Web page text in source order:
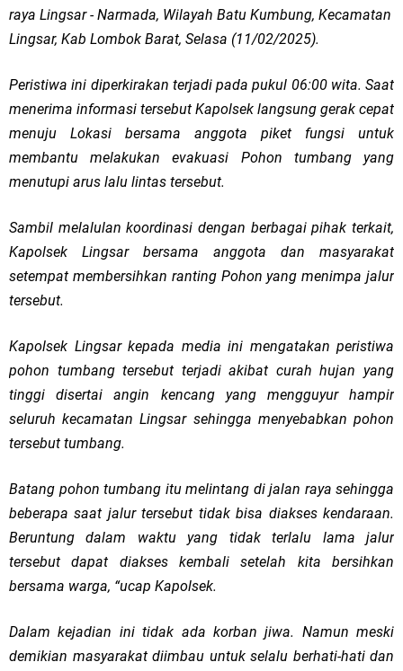
raya Lingsar - Narmada, Wilayah Batu Kumbung, Kecamatan
Lingsar, Kab Lombok Barat, Selasa (11/02/2025).
Peristiwa ini diperkirakan terjadi pada pukul 06:00 wita. Saat
menerima informasi tersebut Kapolsek langsung gerak cepat
menuju Lokasi bersama anggota piket fungsi untuk
membantu melakukan evakuasi Pohon tumbang yang
menutupi arus lalu lintas tersebut.
Sambil melalulan koordinasi dengan berbagai pihak terkait,
Kapolsek Lingsar bersama anggota dan masyarakat
setempat membersihkan ranting Pohon yang menimpa jalur
tersebut.
Kapolsek Lingsar kepada media ini mengatakan peristiwa
pohon tumbang tersebut terjadi akibat curah hujan yang
tinggi disertai angin kencang yang mengguyur hampir
seluruh kecamatan Lingsar sehingga menyebabkan pohon
tersebut tumbang.
Batang pohon tumbang itu melintang di jalan raya sehingga
beberapa saat jalur tersebut tidak bisa diakses kendaraan.
Beruntung dalam waktu yang tidak terlalu lama jalur
tersebut dapat diakses kembali setelah kita bersihkan
bersama warga, “ucap Kapolsek.
Dalam kejadian ini tidak ada korban jiwa. Namun meski
demikian masyarakat diimbau untuk selalu berhati-hati dan